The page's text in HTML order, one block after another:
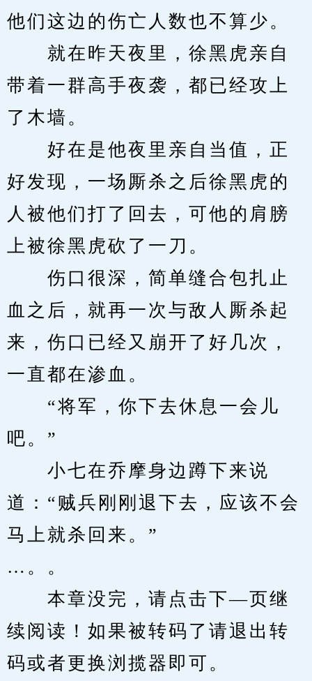
他们这边的伤亡人数也不算少。
就在昨天夜里，徐黑虎亲自
带着一群高手夜袭，都已经攻上
了木墙。
好在是他夜里亲自当值，正
好发现，一场厮杀之后徐黑虎的
人被他们打了回去，可他的肩膀
上被徐黑虎砍了一刀。
伤口很深，简单缝合包扎止
血之后，就再一次与敌人厮杀起
来，伤口已经又崩开了好几次，
一直都在渗血。
“将军，你下去休息一会儿
吧。”
小七在乔摩身边蹲下来说
道：“贼兵刚刚退下去，应该不会
马上就杀回来。”
…。。
本章没完，请点击下—页继
续阅读！如果被转码了请退出转
码或者更换浏揽器即可。